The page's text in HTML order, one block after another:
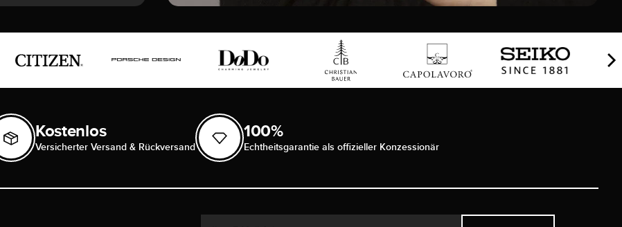
Kostenlos
Versicherter Versand & Rückversand
100%
Echtheitsgarantie als offizieller Konzessionär